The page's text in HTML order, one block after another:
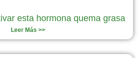
esta hormona quema grasa
Leer Más >>